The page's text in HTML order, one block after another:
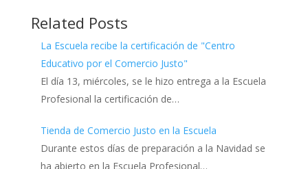
Related Posts
La Escuela recibe la certificación de "Centro
Educativo por el Comercio Justo"
El día 13, miércoles, se le hizo entrega a la Escuela
Profesional la certificación de…
Tienda de Comercio Justo en la Escuela
Durante estos días de preparación a la Navidad se
ha abierto en la Escuela Profesional…